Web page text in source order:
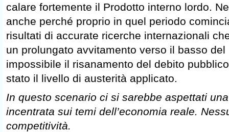
calare fortemente il Prodotto interno lordo.
anche perché proprio in quel periodo
risultati di accurate ricerche internazionali
un prolungato avvitamento verso il basso del
impossibile il risanamento del debito
stato il livello di austerità applicato.
In questo scenario ci si sarebbe aspettati
incentrata sui temi dell’economia reale.
competitività.